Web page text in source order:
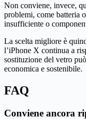
Non conviene, invece,
problemi, come batteria
insufficiente o
La scelta migliore è
l’iPhone X continua a
sostituzione del vetro
economica e sostenibile.
FAQ
Conviene ancora